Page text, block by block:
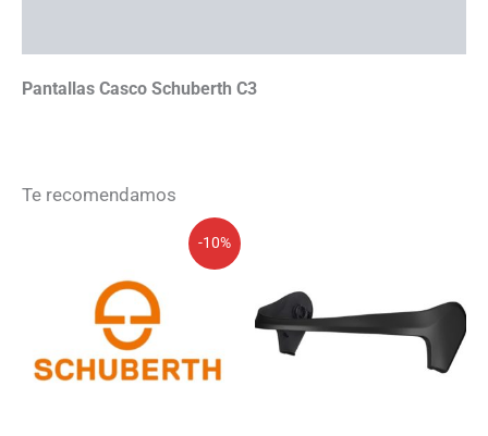
Pantallas Casco Schuberth C3
Te recomendamos
-10%
original
era:
86,88€.
es:
78,19€.